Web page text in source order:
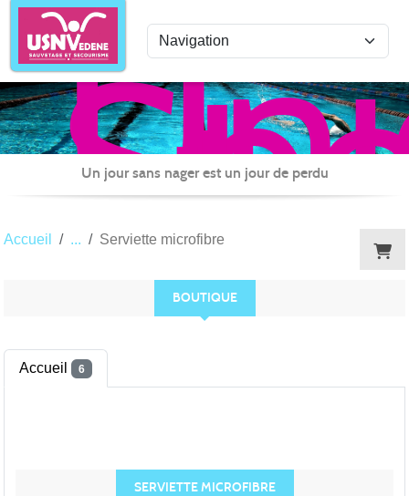
de
et
Un jour sans nager est un jour de perdu
Accueil Serviette microfibre
BOUTIQUE
Accueil 6
SERVIETTE MICROFIBRE
Panneau de gestion des cookies